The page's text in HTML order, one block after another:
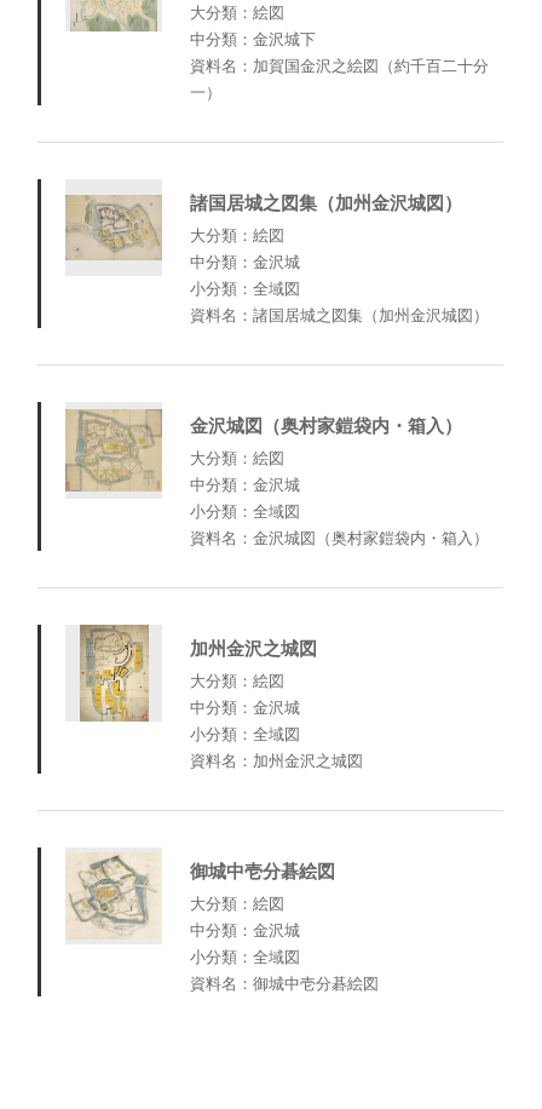
大分類：絵図
中分類：金沢城下
資料名：加賀国金沢之絵図（約千百二十分
一）
諸国居城之図集（加州金沢城図）
大分類：絵図
中分類：金沢城
小分類：全域図
資料名：諸国居城之図集（加州金沢城図）
金沢城図（奥村家鎧袋内・箱入）
大分類：絵図
中分類：金沢城
小分類：全域図
資料名：金沢城図（奥村家鎧袋内・箱入）
加州金沢之城図
大分類：絵図
中分類：金沢城
小分類：全域図
資料名：加州金沢之城図
御城中壱分碁絵図
大分類：絵図
中分類：金沢城
小分類：全域図
資料名：御城中壱分碁絵図